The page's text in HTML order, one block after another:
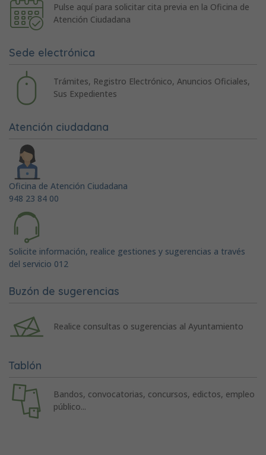
Pulse aquí para solicitar cita previa en la Oficina de
Atención Ciudadana
Sede electrónica
Trámites, Registro Electrónico, Anuncios Oficiales,
Sus Expedientes
Atención ciudadana
Oficina de Atención Ciudadana
948 23 84 00
Solicite información, realice gestiones y sugerencias a través
del servicio 012
Buzón de sugerencias
Realice consultas o sugerencias al Ayuntamiento
Tablón
Bandos, convocatorias, concursos, edictos, empleo
público...